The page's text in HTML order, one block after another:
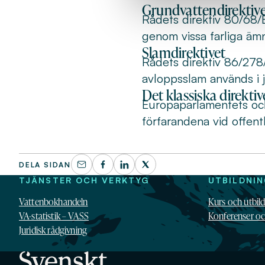
Rådets direktiv 80/68/
genom vissa farliga
Slamdirektivet
Rådets direktiv 86/
avloppsslam används i
Det klassiska
Europaparlamentets
förfarandena vid
DELA SIDAN
TJÄNSTER OCH VERKTYG
Vattenbokhandeln
VA-statistik – VASS
Juridisk rådgivning
Kurs och
Konferenser